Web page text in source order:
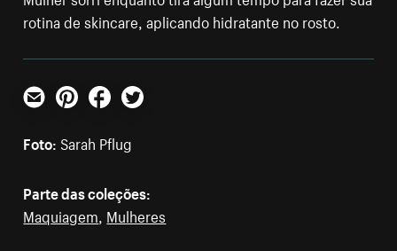
rotina de skincare, aplicando hidratante no rosto.
E-mailPinterestFacebookTwitter
Foto: Sarah Pflug
Parte das coleções:
Maquiagem Mulheres